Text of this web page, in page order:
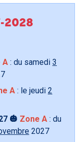
2028
A : du samedi 3
A : le jeudi 2
🎃 Zone A : du
2027